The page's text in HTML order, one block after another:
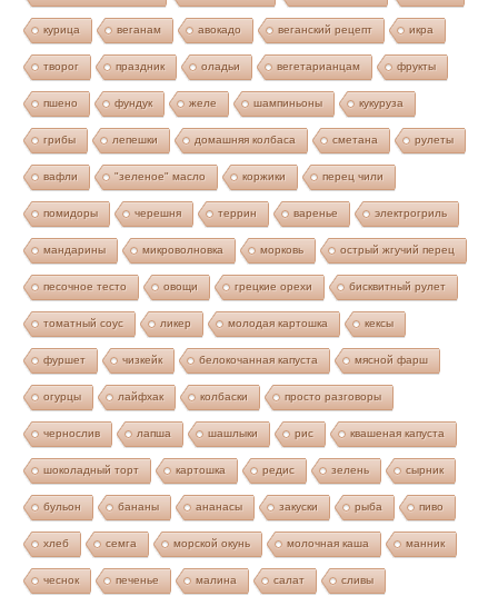
курица веганам авокадо веганский рецепт икра
творог праздник оладьи вегетарианцам фрукты
пшено фундук желе шампиньоны кукуруза
грибы лепешки домашняя колбаса сметана рулеты
вафли "зеленое" масло коржики перец чили
помидоры черешня террин варенье электрогриль
мандарины микроволновка морковь острый жгучий перец
песочное тесто овощи грецкие орехи бисквитный рулет
томатный соус ликер молодая картошка кексы
фуршет чизкейк белокочанная капуста мясной фарш
огурцы лайфхак колбаски просто разговоры
чернослив лапша шашлыки рис квашеная капуста
шоколадный торт картошка редис зелень сырник
бульон бананы ананасы закуски рыба пиво
хлеб семга морской окунь молочная каша манник
чеснок печенье малина салат сливы